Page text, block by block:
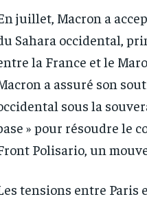
juillet, Macron a
Sahara occidental,
la France et le
a assuré son
sous la
» pour résoudre le
Polisario, un
tensions entre Paris